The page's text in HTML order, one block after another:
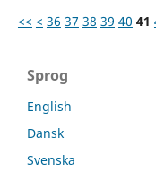
<< < 36 37 38 39 40 41
Sprog
English
Dansk
Svenska